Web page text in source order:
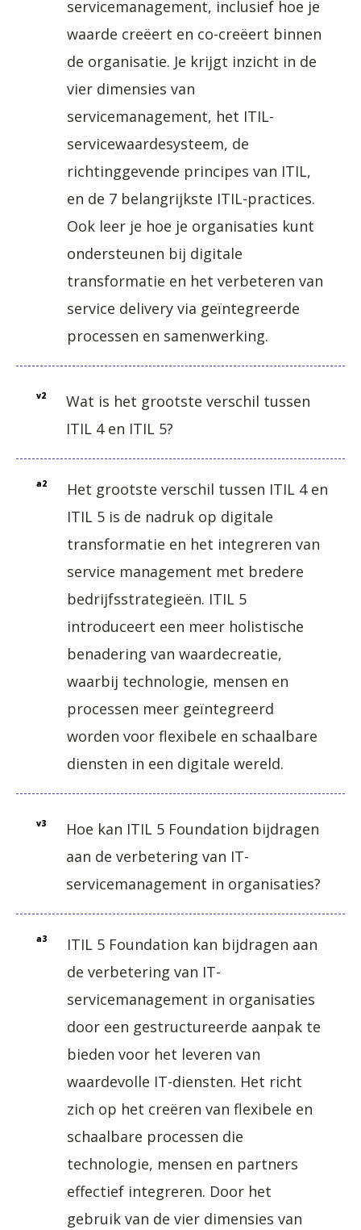
mogelijk!
servicemanagement, inclusief hoe je
waarde creëert en co-creëert binnen
de organisatie. Je krijgt inzicht in de
vier dimensies van
servicemanagement, het ITIL-
servicewaardesysteem, de
richtinggevende principes van ITIL,
en de 7 belangrijkste ITIL-practices.
Ook leer je hoe je organisaties kunt
ondersteunen bij digitale
transformatie en het verbeteren van
service delivery via geïntegreerde
processen en samenwerking.
v2
Wat is het grootste verschil tussen
ITIL 4 en ITIL 5?
a2
Het grootste verschil tussen ITIL 4 en
ITIL 5 is de nadruk op digitale
transformatie en het integreren van
service management met bredere
bedrijfsstrategieën. ITIL 5
introduceert een meer holistische
benadering van waardecreatie,
waarbij technologie, mensen en
processen meer geïntegreerd
worden voor flexibele en schaalbare
diensten in een digitale wereld.
v3
Hoe kan ITIL 5 Foundation bijdragen
aan de verbetering van IT-
servicemanagement in organisaties?
a3
ITIL 5 Foundation kan bijdragen aan
de verbetering van IT-
servicemanagement in organisaties
door een gestructureerde aanpak te
bieden voor het leveren van
waardevolle IT-diensten. Het richt
zich op het creëren van flexibele en
schaalbare processen die
technologie, mensen en partners
effectief integreren. Door het
gebruik van de vier dimensies van